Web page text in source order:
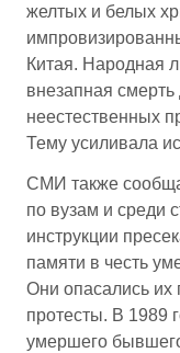
желтых и белых
Китая. Народная
внезапная
неестественных
Тему усиливала
СМИ также
по вузам и среди
инструкции
памяти в честь
Они опасались
протесты. В 1989
умершего